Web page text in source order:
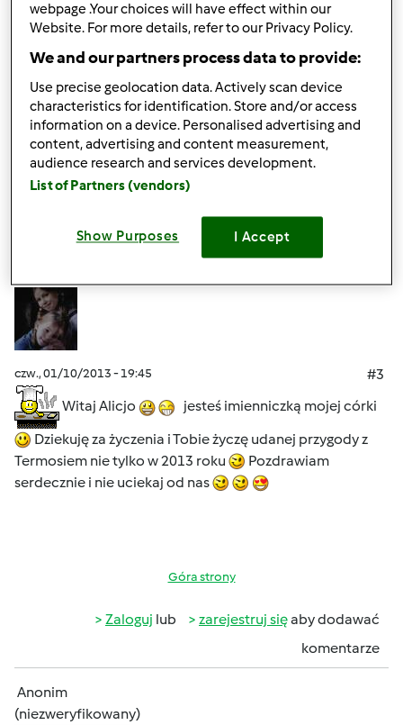
Dzięki za życzenia noworoczne.
My też składamy
i czekamy na Twoje przepisy
Pozdrawiam, Ela
Góra strony
czw., 01/10/2013 - 19:45
#3
Witaj Alicjo
jesteś imienniczką mojej córki
Dziekuję za życzenia i Tobie życzę udanej przygody z
Termosiem nie tylko w 2013 roku
Pozdrawiam
serdecznie i nie uciekaj od nas
Góra strony
Zaloguj lub zarejestruj sięaby dodawać
komentarze
Anonim
(niezweryfikowany)
webpage .Your choices will have effect within our
Website. For more details, refer to our Privacy Policy.
We and our partners process data to provide:
Use precise geolocation data. Actively scan device
characteristics for identification. Store and/or access
information on a device. Personalised advertising and
content, advertising and content measurement,
audience research and services development.
List of Partners (vendors)
Show Purposes I Accept